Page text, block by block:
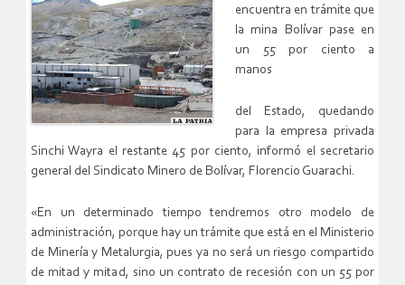
encuentra en trámite que
la mina Bolívar pase en
un 55 por ciento a
manos
del Estado, quedando
para la empresa privada
Sinchi Wayra el restante 45 por ciento, informó el secretario
general del Sindicato Minero de Bolívar, Florencio Guarachi.
«En un determinado tiempo tendremos otro modelo de
administración, porque hay un trámite que está en el Ministerio
de Minería y Metalurgia, pues ya no será un riesgo compartido
de mitad y mitad, sino un contrato de recesión con un 55 por